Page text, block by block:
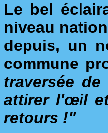
Le bel
niveau
depuis, un
commune
traversée
attirer l'œil
retours !"